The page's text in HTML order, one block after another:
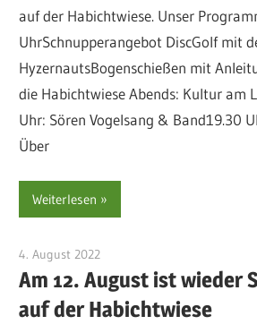
auf der Habichtwiese. Unser
UhrSchnupperangebot DiscGolf mit
HyzernautsBogenschießen mit
die Habichtwiese Abends: Kultur am
Uhr: Sören Vogelsang & Band19.30
Über
Weiterlesen
4. August 2022
Am 12. August ist wieder
auf der Habichtwiese